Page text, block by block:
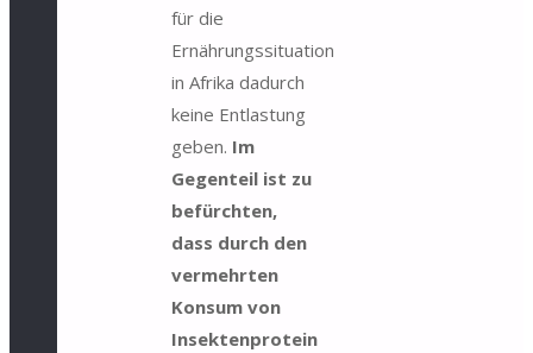
für die
Ernährungssituation
in Afrika dadurch
keine Entlastung
geben. Im
Gegenteil ist zu
befürchten,
dass durch den
vermehrten
Konsum von
Insektenprotein